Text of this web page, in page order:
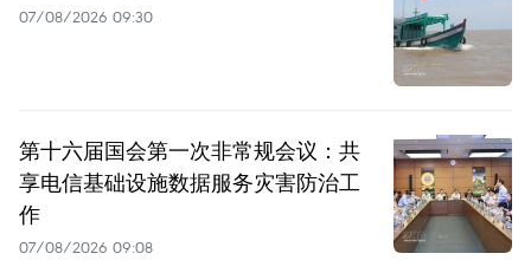
07/08/2026 09:30
第十六届国会第一次非常规会议：共
享电信基础设施数据服务灾害防治工
作
07/08/2026 09:08